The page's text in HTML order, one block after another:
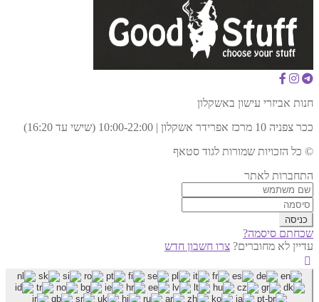
חנות אביזרי עישון באשקלון
ככר צפניה 10 מרכז אפרידר אשקלון | 10:00-22:00 (שישי עד 16:20)
© כל הזכויות שמורות לגוד סטאף
התחברות לאתר
שכחתם סיסמה?
עדיין לא מחוברים? צרו חשבון חדש